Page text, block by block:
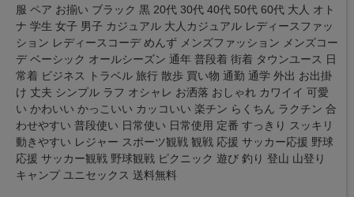
服 ペア お揃い ブラック 黒 20代 30代 40代 50代 60代 大人 オト
ナ 学生 女子 男子 カジュアル 大人カジュアル レディースファッ
ション レディースコーデ めんず メンズファッション メンズコー
デ ベーシック オールシーズン 通年 普段着 街着 タウンユース 日
常着 ビジネス トラベル 旅行 散歩 買い物 通勤 通学 外出 お出掛
け 丈夫 シンプル ラフ オシャレ お洒落 おしゃれ カワイイ 可愛
い かわいい かっこいい カッコいい 楽チン らくちん ラクチン 合
わせやすい 普段使い 日常使い 日常使用 定番 すっきり スッキリ
動きやすい レジャー スポーツ観戦 観戦 応援 サッカー応援 野球
応援 サッカー観戦 野球観戦 ピクニック 遊び 釣り 登山 山登り
キャンプ ユニセックス 送料無料